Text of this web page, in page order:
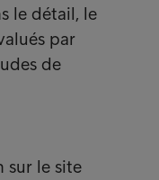
le détail, le
par
de
sur le site